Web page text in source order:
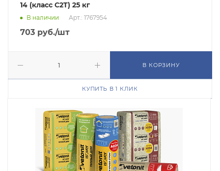
14 (класс C2T) 25 кг
В наличии Арт.: 1767954
703 руб./шт
В КОРЗИНУ
КУПИТЬ В 1 КЛИК